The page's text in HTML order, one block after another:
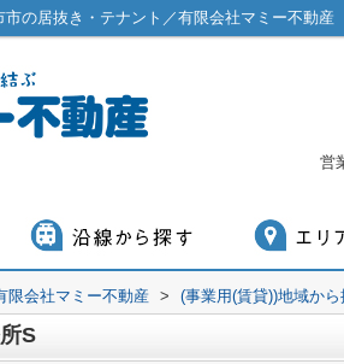
の居抜き・テナント／有限会社マミー不動産
営
限会社マミー不動産 > (事業用(賃貸))地域から
S